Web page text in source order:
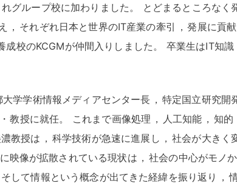
グループ校に加わりました 。
とどまるところなく
， それぞれ日本と世界のIT産業の牽引 ， 発展に貢献
成校のKCGMが仲間入りしました 。
卒業生はIT知識
大学学術情報メディアセンター長 ， 特定国立研究開
・ 教授に就任。 これまで画像処理 ， 人工知能 ， 知的
教授は ， 科学技術が急速に進展し ， 社会が大きく
映像が拡散されている現状は ， 社会の中心がモノか
そして情報という概念が出てきた経緯を振り返り ，